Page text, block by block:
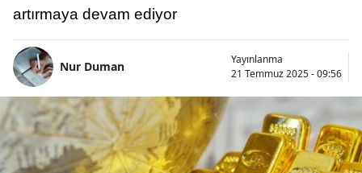
artırmaya devam ediyor
Nur Duman
Yayınlanma
21 Temmuz 2025 - 09:56